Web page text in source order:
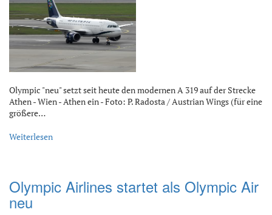
Olympic "neu" setzt seit heute den modernen A 319 auf der Strecke
Athen - Wien - Athen ein - Foto: P. Radosta / Austrian Wings (für eine
größere…
Weiterlesen
Olympic Airlines startet als Olympic Air
neu